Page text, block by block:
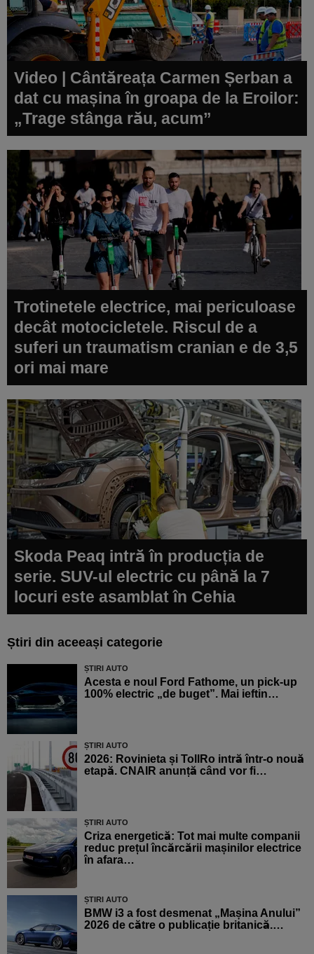
Video | Cântăreața Carmen Șerban a
dat cu mașina în groapa de la Eroilor:
„Trage stânga rău, acum”
Trotinetele electrice, mai periculoase
decât motocicletele. Riscul de a
suferi un traumatism cranian e de 3,5
ori mai mare
Skoda Peaq intră în producția de
serie. SUV-ul electric cu până la 7
locuri este asamblat în Cehia
Știri din aceeași categorie
ȘTIRI AUTO
Acesta e noul Ford Fathome, un pick-up
100% electric „de buget”. Mai ieftin…
ȘTIRI AUTO
2026: Rovinieta și TollRo intră într-o nouă
etapă. CNAIR anunță când vor fi…
ȘTIRI AUTO
Criza energetică: Tot mai multe companii
reduc prețul încărcării mașinilor electrice
în afara…
ȘTIRI AUTO
BMW i3 a fost desmenat „Mașina Anului”
2026 de către o publicație britanică.…